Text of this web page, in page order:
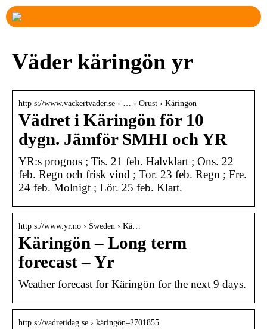
Väder käringön yr
http s://www.vackertvader.se › … › Orust › Käringön
Vädret i Käringön för 10
dygn. Jämför SMHI och YR
YR:s prognos ; Tis. 21 feb. Halvklart ; Ons. 22
feb. Regn och frisk vind ; Tor. 23 feb. Regn ; Fre.
24 feb. Molnigt ; Lör. 25 feb. Klart.
http s://www.yr.no › Sweden › Kä…
Käringön – Long term
forecast – Yr
Weather forecast for Käringön for the next 9 days.
http s://vadretidag.se › käringön–2701855